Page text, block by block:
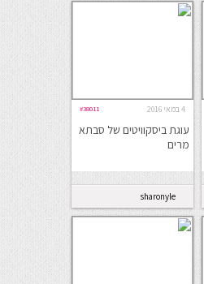
4 במאי 2016 #38011
עוגת ביסקוויטים של סבתא
מרים
sharonyle